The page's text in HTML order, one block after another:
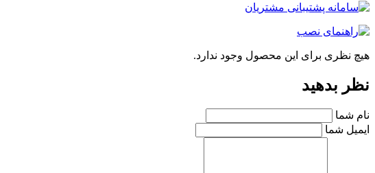
هیچ نظری برای این محصول وجود ندارد.
نظر بدهید
نام شما
ایمیل شما